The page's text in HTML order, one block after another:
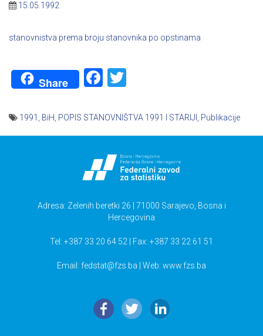
15.05.1992
stanovnistva prema broju stanovnika po opstinama
Share Facebook
1991 BiH POPIS STANOVNIŠTVA 1991 I STARIJI Publikacije
Adresa: Zelenih beretki 26 | 71000 Sarajevo, Bosna i
Hercegovina
Tel: +387 33 20 64 52 | Fax: +387 33 22 61 51
Email: fedstat@fzs.ba | Web: www.fzs.ba